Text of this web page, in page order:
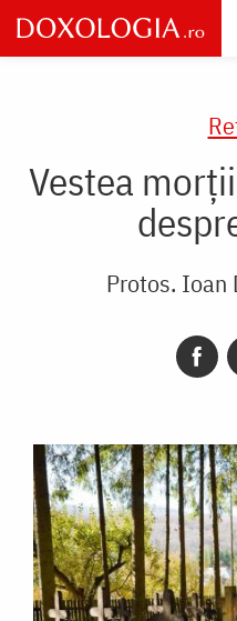
Skip
to
main
Vestea
Protos. Ioan